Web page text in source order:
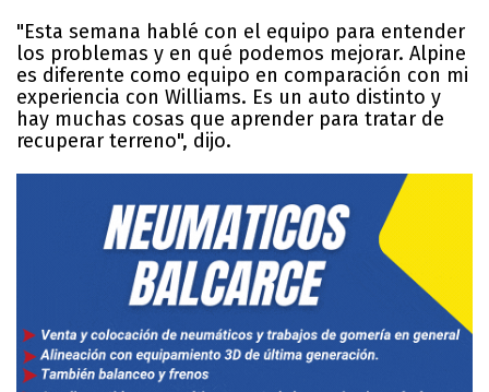
"Esta semana hablé con el equipo para entender
los problemas y en qué podemos mejorar. Alpine
es diferente como equipo en comparación con mi
experiencia con Williams. Es un auto distinto y
hay muchas cosas que aprender para tratar de
recuperar terreno", dijo.